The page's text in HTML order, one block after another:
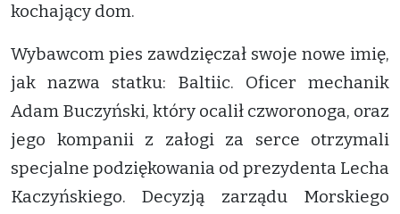
kochający dom.
Wybawcom pies zawdzięczał swoje nowe imię,
jak nazwa statku: Baltiic. Oficer mechanik
Adam Buczyński, który ocalił czworonoga, oraz
jego kompanii z załogi za serce otrzymali
specjalne podziękowania od prezydenta Lecha
Kaczyńskiego. Decyzją zarządu Morskiego